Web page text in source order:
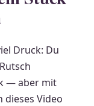
Druck: Du
— aber mit
dieses Video